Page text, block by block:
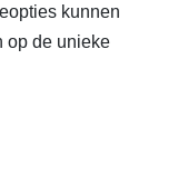
kunnen
op de unieke